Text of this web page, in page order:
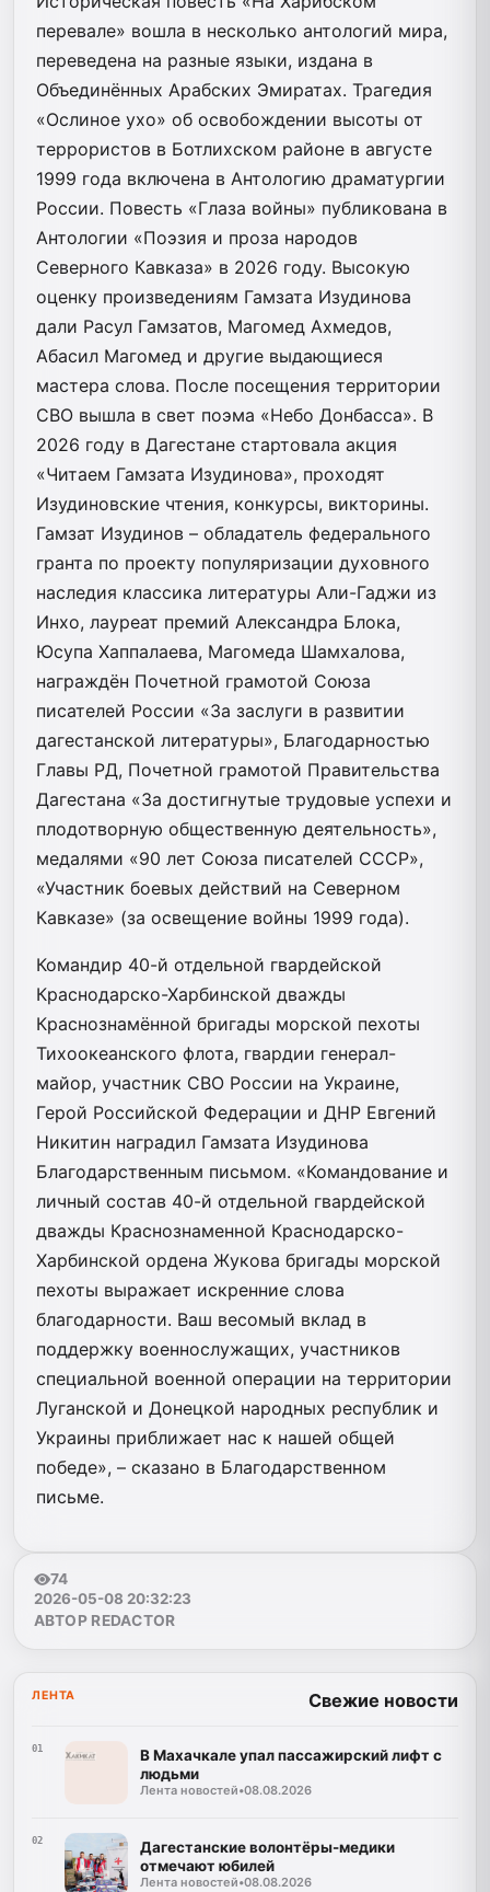
перевале» вошла в несколько антологий мира,
переведена на разные языки, издана в
Объединённых Арабских Эмиратах. Трагедия
«Ослиное ухо» об освобождении высоты от
террористов в Ботлихском районе в августе
1999 года включена в Антологию драматургии
России. Повесть «Глаза войны» публикована в
Антологии «Поэзия и проза народов
Северного Кавказа» в 2026 году. Высокую
оценку произведениям Гамзата Изудинова
дали Расул Гамзатов, Магомед Ахмедов,
Абасил Магомед и другие выдающиеся
мастера слова. После посещения территории
СВО вышла в свет поэма «Небо Донбасса». В
2026 году в Дагестане стартовала акция
«Читаем Гамзата Изудинова», проходят
Изудиновские чтения, конкурсы, викторины.
Гамзат Изудинов – обладатель федерального
гранта по проекту популяризации духовного
наследия классика литературы Али-Гаджи из
Инхо, лауреат премий Александра Блока,
Юсупа Хаппалаева, Магомеда Шамхалова,
награждён Почетной грамотой Союза
писателей России «За заслуги в развитии
дагестанской литературы», Благодарностью
Главы РД, Почетной грамотой Правительства
Дагестана «За достигнутые трудовые успехи и
плодотворную общественную деятельность»,
медалями «90 лет Союза писателей СССР»,
«Участник боевых действий на Северном
Кавказе» (за освещение войны 1999 года).
Командир 40-й отдельной гвардейской
Краснодарско-Харбинской дважды
Краснознамённой бригады морской пехоты
Тихоокеанского флота, гвардии генерал-
майор, участник СВО России на Украине,
Герой Российской Федерации и ДНР Евгений
Никитин наградил Гамзата Изудинова
Благодарственным письмом. «Командование и
личный состав 40-й отдельной гвардейской
дважды Краснознаменной Краснодарско-
Харбинской ордена Жукова бригады морской
пехоты выражает искренние слова
благодарности. Ваш весомый вклад в
поддержку военнослужащих, участников
специальной военной операции на территории
Луганской и Донецкой народных республик и
Украины приближает нас к нашей общей
победе», – сказано в Благодарственном
письме.
74
2026-05-08 20:32:23
АВТОР REDACTOR
ЛЕНТА Свежие новости
01
В Махачкале упал пассажирский лифт с
людьми
Лента новостей•08.08.2026
02
Дагестанские волонтёры-медики
отмечают юбилей
Лента новостей•08.08.2026